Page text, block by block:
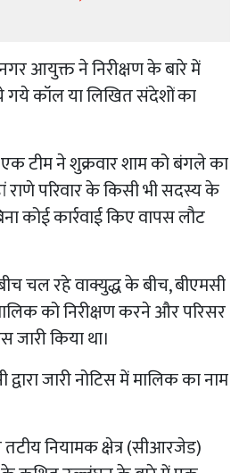
आयुक्त ने निरीक्षण के बारे में
कॉल या लिखित संदेशों का
टीम ने शुक्रवार शाम को बंगले का
राणे परिवार के किसी भी सदस्य के
कोई कार्रवाई किए वापस लौट
चल रहे वाक्युद्ध के बीच, बीएमसी
को निरीक्षण करने और परिसर
किया था।
जारी नोटिस में मालिक का नाम
नियामक क्षेत्र (सीआरजेड)